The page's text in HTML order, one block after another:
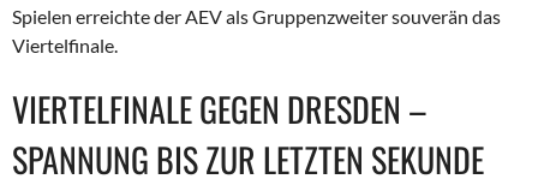
Spielen erreichte der AEV als Gruppenzweiter souverän das
Viertelfinale.
VIERTELFINALE GEGEN DRESDEN –
SPANNUNG BIS ZUR LETZTEN SEKUNDE